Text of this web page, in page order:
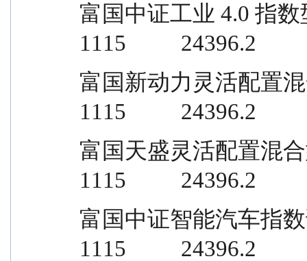
富国中证工业 4.0 指
1115          24396.2
富国新动力灵活配置
1115          24396.2
富国天盛灵活配置混
1115          24396.2
富国中证智能汽车指
1115          24396.2